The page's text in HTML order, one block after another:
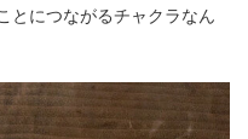
とにつながるチャクラなん